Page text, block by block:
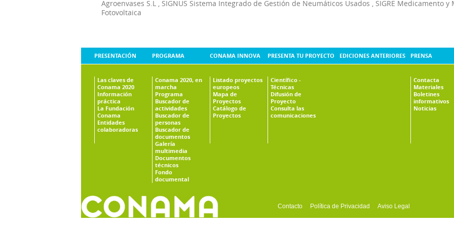
Agroenvases S.L
SIGNUS Sistema Integrado de Gestión de Neumáticos Usados SIGRE Medicamento
Fotovoltaica
PRESENTACIÓN
Las claves de
Conama 2020
Información
práctica
La Fundación
Conama
Entidades
colaboradoras
PROGRAMA
Conama 2020, en
marcha
Programa
Buscador de
actividades
Buscador de
personas
Buscador de
documentos
Galería
multimedia
Documentos
técnicos
Fondo
documental
CONAMA INNOVA
Listado proyectos
europeos
Mapa de
Proyectos
Catálogo de
Proyectos
PRESENTA TU PROYECTO
Científico -
Técnicas
Difusión de
Proyecto
Consulta las
comunicaciones
EDICIONES ANTERIORES PRENSA
Contacta
Materiales
Boletines
informativos
Noticias
Contacto Política de Privacidad Aviso Legal